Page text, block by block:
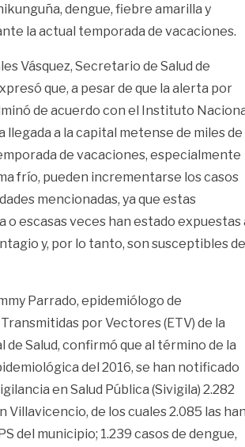
dengue, fiebre amarilla y
la actual temporada de vacaciones.
Vásquez, Secretario de Salud de
que, a pesar de que la alerta por
de acuerdo con el Instituto
llegada a la capital metense de miles de
de vacaciones, especialmente
frío, pueden incrementarse los casos
mencionadas, ya que estas
o escasas veces han estado expuestas
y, por lo tanto, son susceptibles de
Parrado, epidemiólogo de
por Vectores (ETV) de la
de Salud, confirmó que al término de la
del 2016, se han notificado
en Salud Pública (Sivigila) 2.282
Villavicencio, de los cuales 2.085 las
del municipio; 1.239 casos de dengue,